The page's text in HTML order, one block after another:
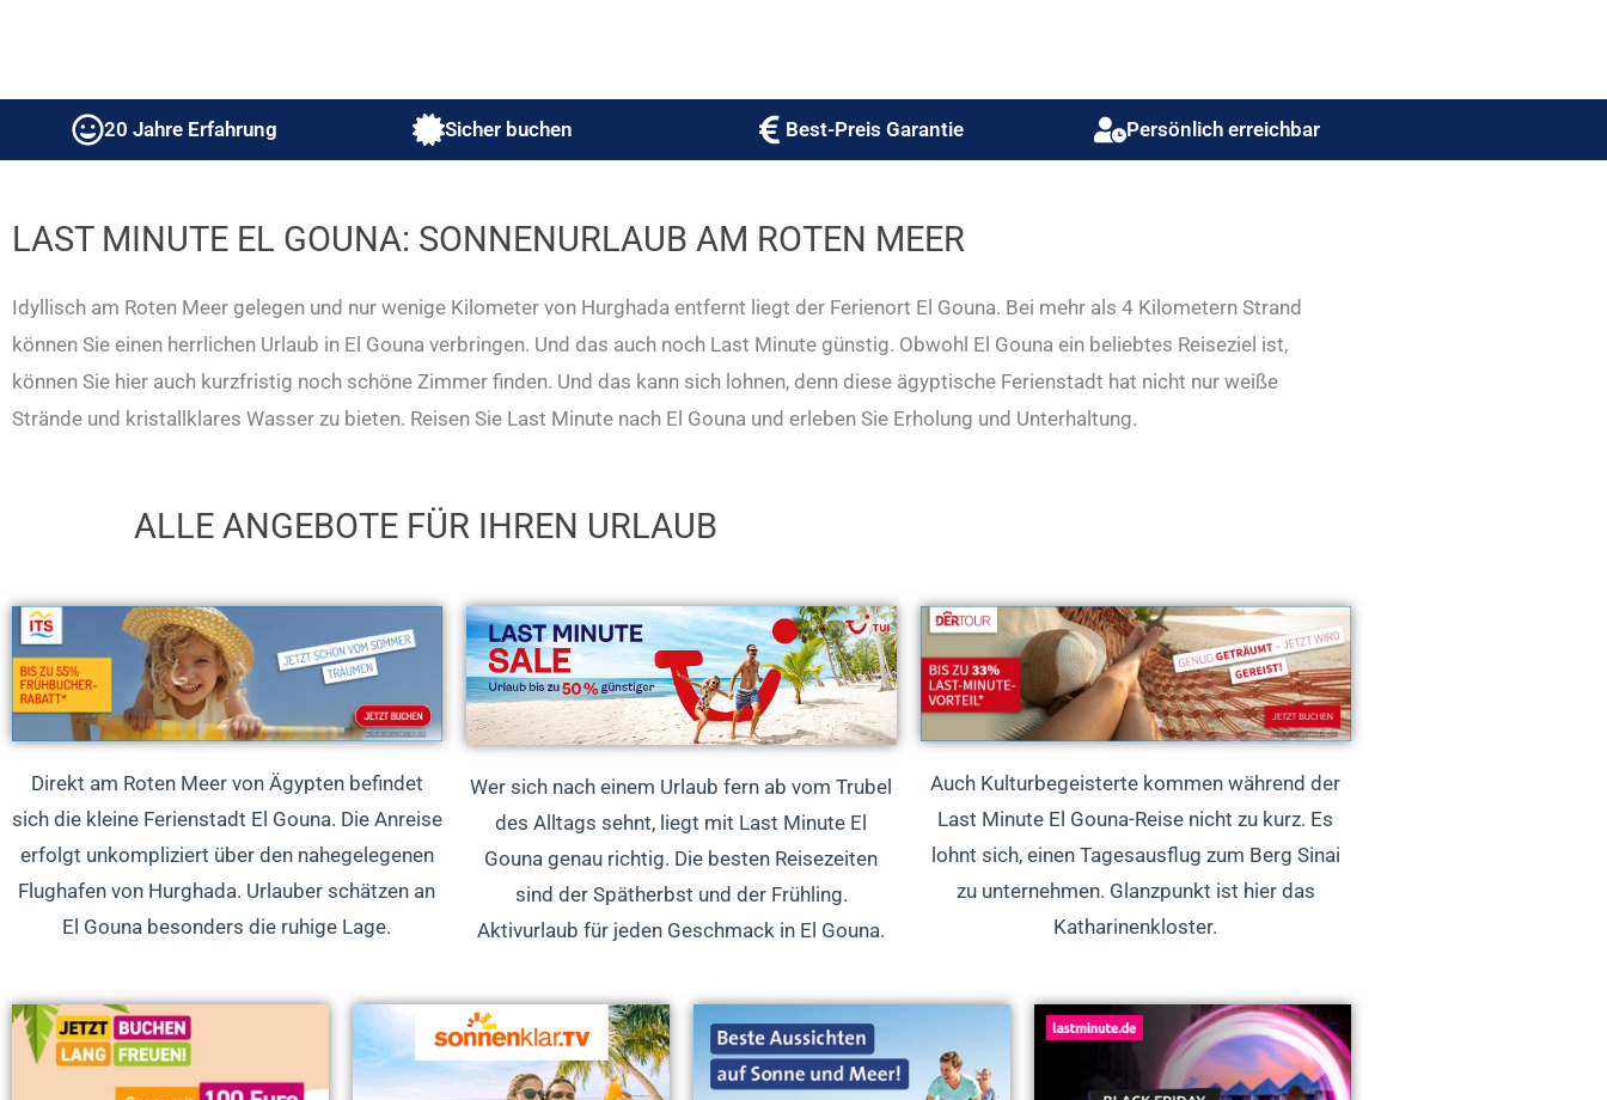
20 Jahre Erfahrung Sicher buchen Best-Preis Garantie Persönlich erreichbar
LAST MINUTE EL GOUNA: SONNENURLAUB AM ROTEN MEER
Idyllisch am Roten Meer gelegen und nur wenige Kilometer von Hurghada entfernt liegt der Ferienort El Gouna. Bei mehr als 4 Kilometern Strand
können Sie einen herrlichen Urlaub in El Gouna verbringen. Und das auch noch Last Minute günstig. Obwohl El Gouna ein beliebtes Reiseziel ist,
können Sie hier auch kurzfristig noch schöne Zimmer finden. Und das kann sich lohnen, denn diese ägyptische Ferienstadt hat nicht nur weiße
Strände und kristallklares Wasser zu bieten. Reisen Sie Last Minute nach El Gouna und erleben Sie Erholung und Unterhaltung.
ALLE ANGEBOTE FÜR IHREN URLAUB
Direkt am Roten Meer von Ägypten befindet
sich die kleine Ferienstadt El Gouna. Die Anreise
erfolgt unkompliziert über den nahegelegenen
Flughafen von Hurghada. Urlauber schätzen an
El Gouna besonders die ruhige Lage.
Wer sich nach einem Urlaub fern ab vom Trubel
des Alltags sehnt, liegt mit Last Minute El
Gouna genau richtig. Die besten Reisezeiten
sind der Spätherbst und der Frühling.
Aktivurlaub für jeden Geschmack in El Gouna.
Auch Kulturbegeisterte kommen während der
Last Minute El Gouna-Reise nicht zu kurz. Es
lohnt sich, einen Tagesausflug zum Berg Sinai
zu unternehmen. Glanzpunkt ist hier das
Katharinenkloster.